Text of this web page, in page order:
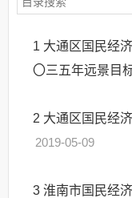
1 大通区国民经
〇三五年远景目
2 大通区国民经
2019-05-09
3 淮南市国民经